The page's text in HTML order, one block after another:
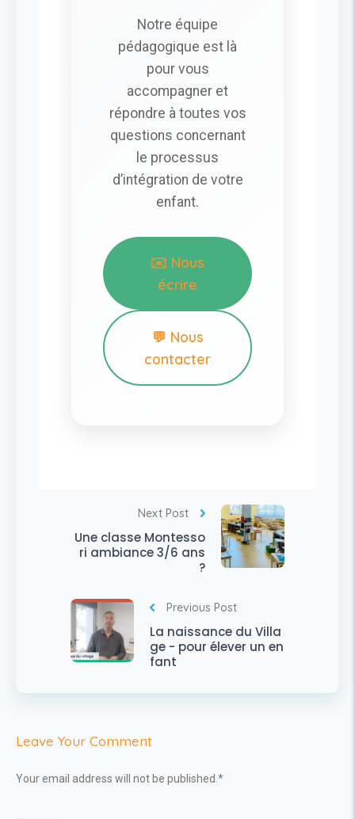
Notre équipe
pédagogique est là
pour vous
accompagner et
répondre à toutes vos
questions concernant
le processus
d’intégration de votre
enfant.
✉️ Nous
écrire
💬 Nous
contacter
Previous Post
La naissance du Villa
ge - pour élever un en
fant
Next Post
Une classe Montesso
ri ambiance 3/6 ans
?​
Leave Your Comment
Your email address will not be published. *